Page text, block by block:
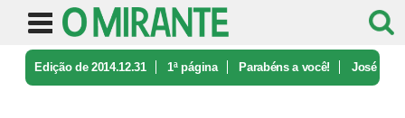
Edição de 2014.12.31 1ª página Parabéns a você! José